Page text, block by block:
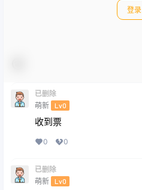
登录
已删除
萌新 Lv0
收到票
0 0
已删除
萌新 Lv0